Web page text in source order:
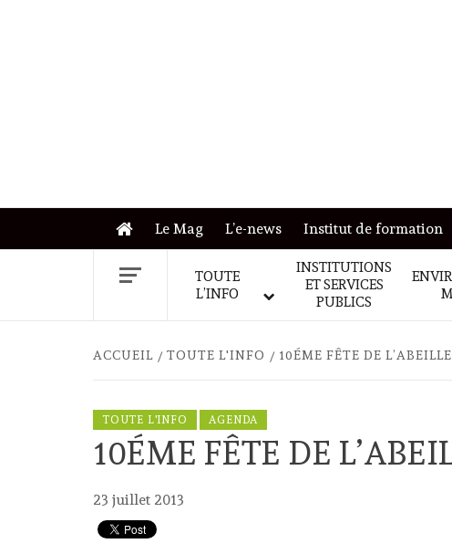
Le Mag L’e-news Institut de formation
TOUTE
L’INFO
INSTITUTIONS
ET SERVICES
PUBLICS
ACCUEIL TOUTE L'INFO 10ÉME FÊTE DE
TOUTE L'INFO AGENDA
10ÉME FÊTE DE
23 juillet 2013